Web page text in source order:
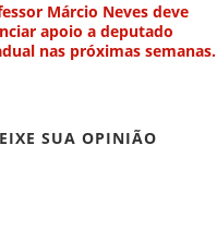
Márcio Neves deve
apoio a deputado
nas próximas semanas.
SUA OPINIÃO